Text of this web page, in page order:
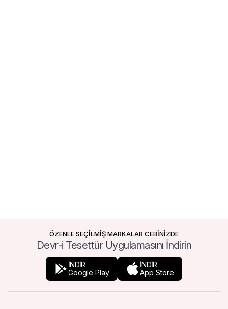
ÖZENLE SEÇİLMİŞ MARKALAR CEBİNİZDE
Devr-i Tesettür Uygulamasını İndirin
İNDİR
Google Play
İNDİR
App Store